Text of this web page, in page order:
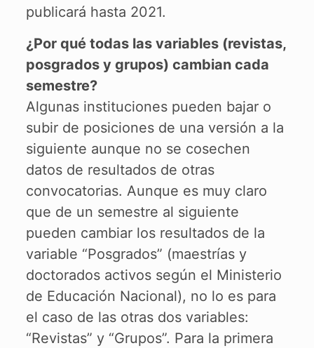
publicará hasta 2021.
¿Por qué todas las variables (revistas,
posgrados y grupos) cambian cada
semestre?
Algunas instituciones pueden bajar o
subir de posiciones de una versión a la
siguiente aunque no se cosechen
datos de resultados de otras
convocatorias. Aunque es muy claro
que de un semestre al siguiente
pueden cambiar los resultados de la
variable “Posgrados” (maestrías y
doctorados activos según el Ministerio
de Educación Nacional), no lo es para
el caso de las otras dos variables:
“Revistas” y “Grupos”. Para la primera